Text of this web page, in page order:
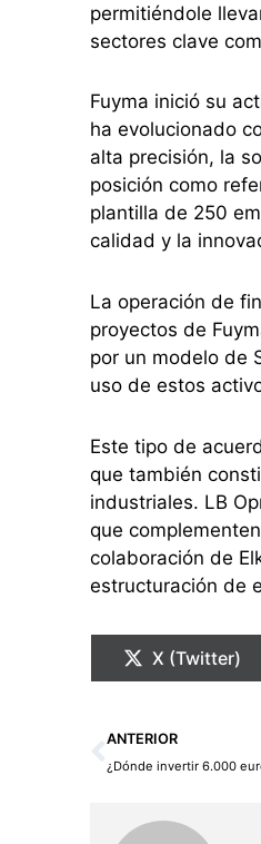
permitiéndole
sectores clave
Fuyma inició su
ha evolucionado
alta precisión, la
posición como
plantilla de 250
calidad y la
La operación de
proyectos de
por un modelo de
uso de estos
Este tipo de
que también
industriales. LB
que
colaboración de
estructuración de
X (Twitter)
Ant
ANTERIOR